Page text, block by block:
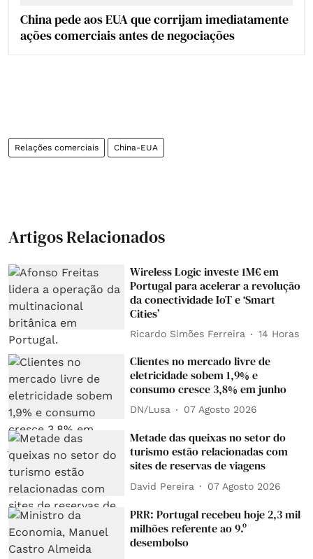
China pede aos EUA que corrijam imediatamente
ações comerciais antes de negociações
Relações comerciais China-EUA
Artigos Relacionados
Wireless Logic investe 1M€ em
Portugal para acelerar a revolução
da conectividade IoT e ‘Smart
Cities’
Ricardo Simões Ferreira 14 Horas
Clientes no mercado livre de
eletricidade sobem 1,9% e
consumo cresce 3,8% em junho
DN/Lusa 07 Agosto 2026
Metade das queixas no setor do
turismo estão relacionadas com
sites de reservas de viagens
David Pereira 07 Agosto 2026
PRR: Portugal recebeu hoje 2,3 mil
milhões referente ao 9.º
desembolso